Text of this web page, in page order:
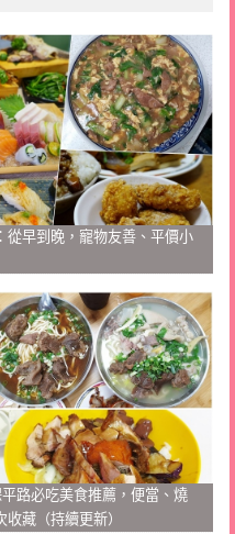
從早到晚，寵物友善、平價小
路必吃美食推薦，便當、燒
藏（持續更新）